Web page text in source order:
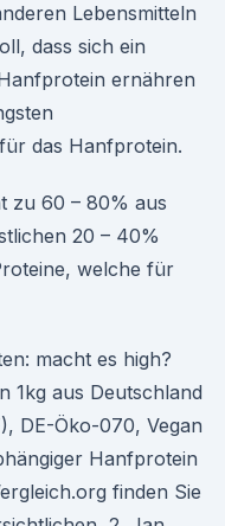
Lebensmitteln
dass sich ein
ernähren
das Hanfprotein.
zu 60 – 80% aus
20 – 40%
welche für
macht es high?
1kg aus Deutschland
DE-Öko-070, Vegan
Hanfprotein
finden Sie